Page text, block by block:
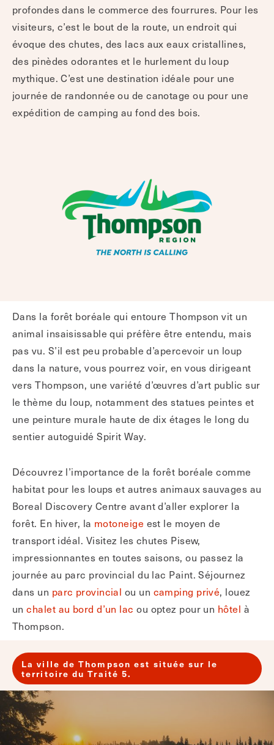
profondes dans le commerce des fourrures. Pour les
visiteurs, c’est le bout de la route, un endroit qui
évoque des chutes, des lacs aux eaux cristallines,
des pinèdes odorantes et le hurlement du loup
mythique. C’est une destination idéale pour une
journée de randonnée ou de canotage ou pour une
expédition de camping au fond des bois.
Dans la forêt boréale qui entoure Thompson vit un
animal insaisissable qui préfère être entendu, mais
pas vu. S’il est peu probable d’apercevoir un loup
dans la nature, vous pourrez voir, en vous dirigeant
vers Thompson, une variété d’œuvres d’art public sur
le thème du loup, notamment des statues peintes et
une peinture murale haute de dix étages le long du
sentier autoguidé Spirit Way.
Découvrez l’importance de la forêt boréale comme
habitat pour les loups et autres animaux sauvages au
Boreal Discovery Centre avant d’aller explorer la
forêt. En hiver, la motoneige est le moyen de
transport idéal. Visitez les chutes Pisew,
impressionnantes en toutes saisons, ou passez la
journée au parc provincial du lac Paint. Séjournez
dans un parc provincial ou un camping privé, louez
unchalet au bord d’un lac ou optez pour un hôtel à
Thompson.
La ville de Thompson est située sur le
territoire du Traité 5.